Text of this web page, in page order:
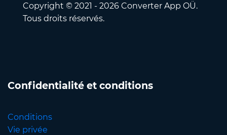
Copyright © 2021 - 2026 Converter App OÜ.
Tous droits réservés.
Confidentialité et conditions
Conditions
Vie privée